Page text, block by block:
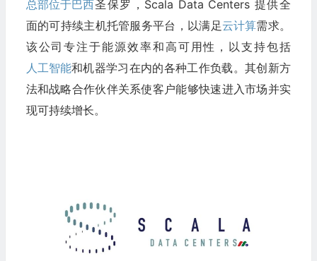
总部位于巴西圣保罗，Scala Data Centers 提供全
面的可持续主机托管服务平台，以满足云计算需求。
该公司专注于能源效率和高可用性，以支持包括
人工智能和机器学习在内的各种工作负载。其创新方
法和战略合作伙伴关系使客户能够快速进入市场并实
现可持续增长。